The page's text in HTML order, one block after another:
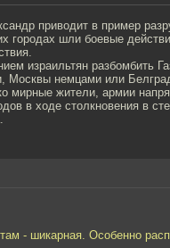
приводит в пример
городах шли боевые
израильтян разбомбить
Москвы немцами или
мирные жители, армии
в ходе столкновения в
- шикарная. Особенно